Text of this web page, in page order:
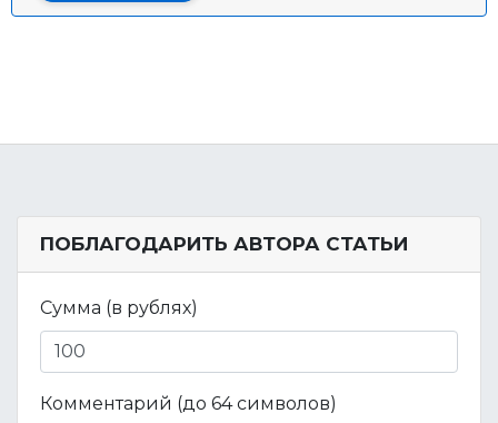
ПОБЛАГОДАРИТЬ АВТОРА СТАТЬИ
Сумма (в рублях)
Комментарий (до 64 символов)